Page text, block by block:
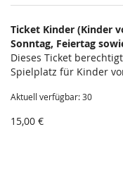
Ticket Kinder (Kinder
Sonntag, Feiertag
Dieses Ticket
Spielplatz für Kinder
Aktuell verfügbar: 30
15,00 €